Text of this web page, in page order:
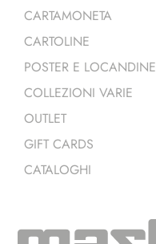
CARTAMONETA
CARTOLINE
POSTER E LOCANDINE
COLLEZIONI VARIE
OUTLET
GIFT CARDS
CATALOGHI